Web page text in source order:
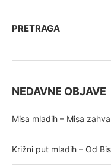
PRETRAGA
NEDAVNE OBJAVE
Misa mladih – Misa
Križni put mladih – Od